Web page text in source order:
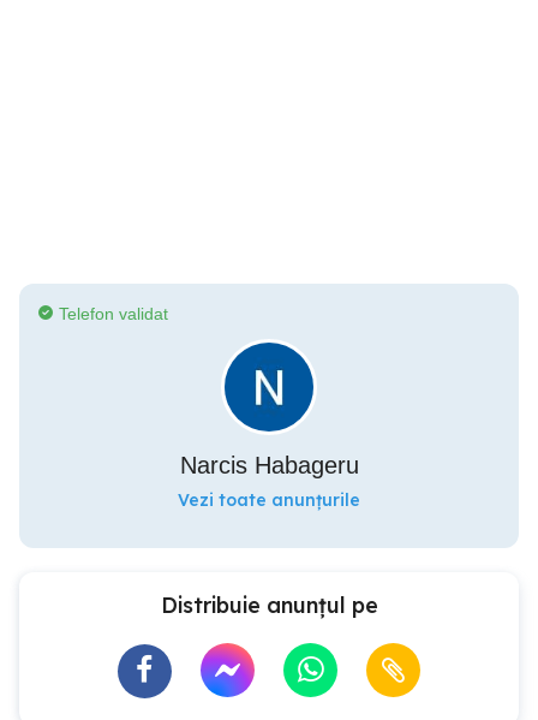
Telefon validat
Narcis Habageru
Vezi toate anunțurile
Distribuie anunțul pe